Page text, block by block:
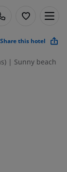
Share this hotel
| Sunny beach